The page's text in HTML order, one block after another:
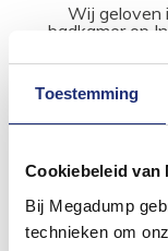
Toestemming
Cookiebeleid van
Bij Megadump
technieken om
Wij geloven
badkamer op